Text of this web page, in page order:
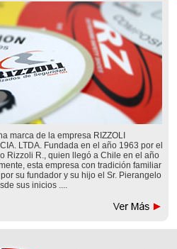
marca de la empresa RIZZOLI
LTDA. Fundada en el año 1963 por el
Rizzoli R., quien llegó a Chile en el año
esta empresa con tradición familiar
su fundador y su hijo el Sr. Pierangelo
sus inicios ....